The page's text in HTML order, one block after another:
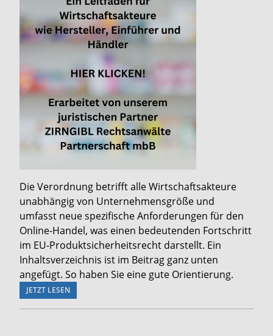
Die Verordnung betrifft alle Wirtschaftsakteure
unabhängig von Unternehmensgröße und
umfasst neue spezifische Anforderungen für den
Online-Handel, was einen bedeutenden Fortschritt
im EU-Produktsicherheitsrecht darstellt. Ein
Inhaltsverzeichnis ist im Beitrag ganz unten
angefügt. So haben Sie eine gute Orientierung.
JETZT LESEN